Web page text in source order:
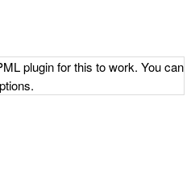
plugin for this to work. You can